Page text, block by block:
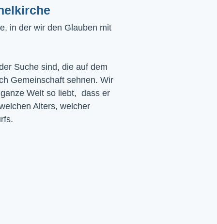
in der wir den Glauben mit
Suche sind, die auf dem
Gemeinschaft sehnen. Wir
Welt so liebt, dass er
Alters, welcher